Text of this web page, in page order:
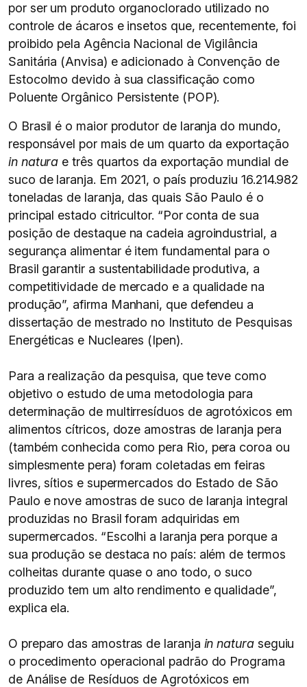
por ser um produto organoclorado utilizado no
controle de ácaros e insetos que, recentemente, foi
proibido pela Agência Nacional de Vigilância
Sanitária (Anvisa) e adicionado à Convenção de
Estocolmo devido à sua classificação como
Poluente Orgânico Persistente (POP).
O Brasil é o maior produtor de laranja do mundo,
responsável por mais de um quarto da exportação
in natura e três quartos da exportação mundial de
suco de laranja. Em 2021, o país produziu 16.214.982
toneladas de laranja, das quais São Paulo é o
principal estado citricultor. “Por conta de sua
posição de destaque na cadeia agroindustrial, a
segurança alimentar é item fundamental para o
Brasil garantir a sustentabilidade produtiva, a
competitividade de mercado e a qualidade na
produção”, afirma Manhani, que defendeu a
dissertação de mestrado no Instituto de Pesquisas
Energéticas e Nucleares (Ipen).
Para a realização da pesquisa, que teve como
objetivo o estudo de uma metodologia para
determinação de multirresíduos de agrotóxicos em
alimentos cítricos, doze amostras de laranja pera
(também conhecida como pera Rio, pera coroa ou
simplesmente pera) foram coletadas em feiras
livres, sítios e supermercados do Estado de São
Paulo e nove amostras de suco de laranja integral
produzidas no Brasil foram adquiridas em
supermercados. “Escolhi a laranja pera porque a
sua produção se destaca no país: além de termos
colheitas durante quase o ano todo, o suco
produzido tem um alto rendimento e qualidade”,
explica ela.
O preparo das amostras de laranja in naturaseguiu
o procedimento operacional padrão do Programa
de Análise de Resíduos de Agrotóxicos em